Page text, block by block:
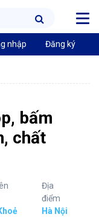
nhập Đăng ký
bấm
chất
Địa
điểm
Hà Nội